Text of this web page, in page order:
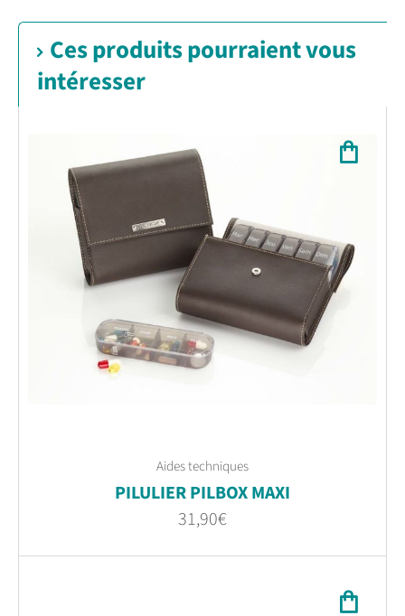
Ces produits pourraient vous
intéresser
Aides techniques
PILULIER PILBOX MAXI
31,90€